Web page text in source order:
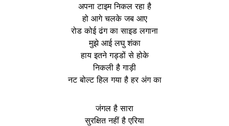
अपना टाइम निकल रहा है
हो आगे चलके जब आए
रोड कोई ढंग का साइड लगाना
मुझे आई लघु शंका
हाय इतने गड्डों से होके
निकली है गाड़ी
नट बोल्ट हिल गया है हर अंग का
जंगल है सारा
सुरक्षित नहीं है एरिया